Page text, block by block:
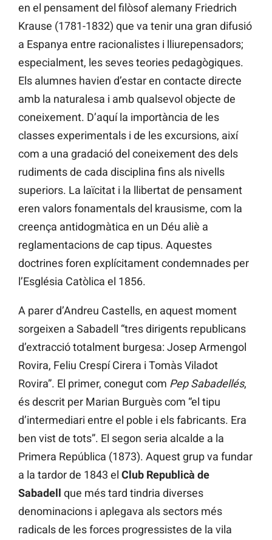
en el pensament del filòsof alemany Friedrich
Krause (1781-1832) que va tenir una gran difusió
a Espanya entre racionalistes i lliurepensadors;
especialment, les seves teories pedagògiques.
Els alumnes havien d’estar en contacte directe
amb la naturalesa i amb qualsevol objecte de
coneixement. D’aquí la importància de les
classes experimentals i de les excursions, així
com a una gradació del coneixement des dels
rudiments de cada disciplina fins als nivells
superiors. La laïcitat i la llibertat de pensament
eren valors fonamentals del krausisme, com la
creença antidogmàtica en un Déu aliè a
reglamentacions de cap tipus. Aquestes
doctrines foren explícitament condemnades per
l’Església Catòlica el 1856.
A parer d’Andreu Castells, en aquest moment
sorgeixen a Sabadell “tres dirigents republicans
d’extracció totalment burgesa: Josep Armengol
Rovira, Feliu Crespí Cirera i Tomàs Viladot
Rovira”. El primer, conegut com Pep Sabadellés,
és descrit per Marian Burguès com “el tipu
d’intermediari entre el poble i els fabricants. Era
ben vist de tots”. El segon seria alcalde a la
Primera República (1873). Aquest grup va fundar
a la tardor de 1843 el Club Republicà de
Sabadell que més tard tindria diverses
denominacions i aplegava als sectors més
radicals de les forces progressistes de la vila